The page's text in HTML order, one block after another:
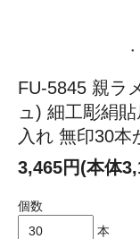
FU-5845 親ラ
ュ) 細工彫絹
入れ 無印30本
3,465円(本体
個数
本